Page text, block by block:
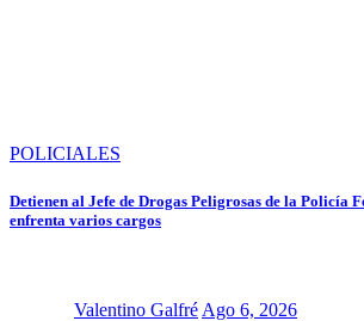
POLICIALES
Detienen al Jefe de Drogas Peligrosas de la Policía
enfrenta varios cargos
Valentino Galfré Ago 6, 2026